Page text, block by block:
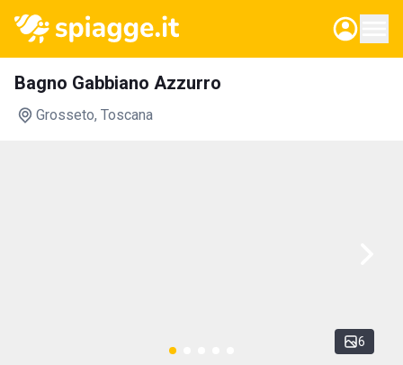
Bagno Gabbiano Azzurro
Grosseto, Toscana
6